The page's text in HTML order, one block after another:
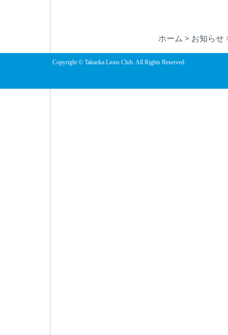
ホーム > お知らせ
Copyright © Takaoka Lions Club. All Rights Reserved.